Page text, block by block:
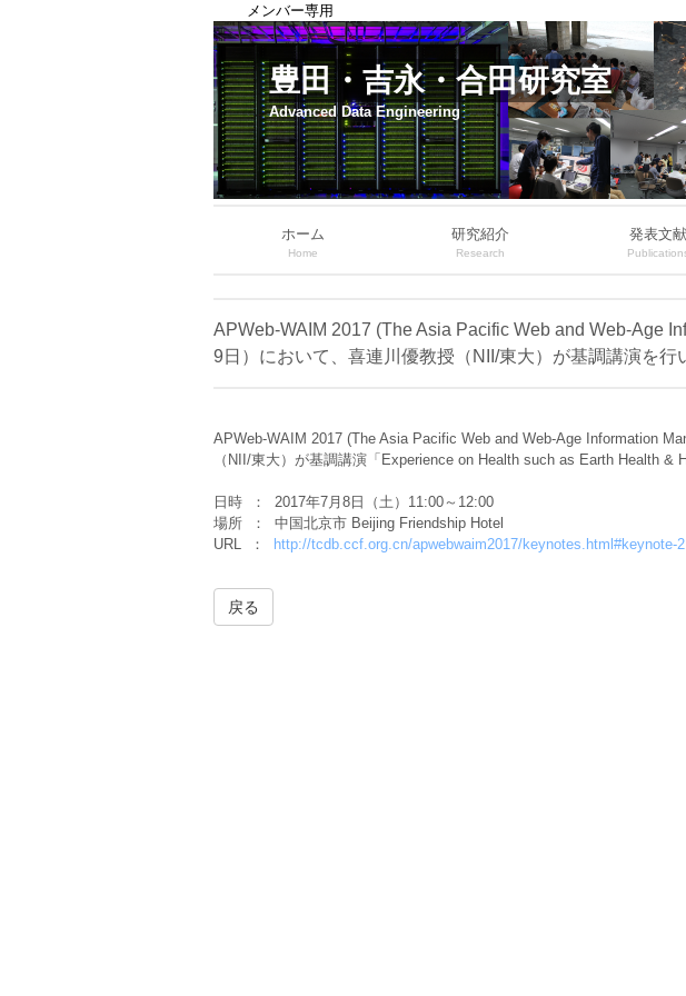
メンバー専用
豊田・吉永・合田研究室
Advanced Data Engineering
ホーム
Home
研究紹介
Research
発表文献
APWeb-WAIM 2017 (The Asia Pacific Web and Web-Age
9日）において、喜連川優教授（NII/東大）が基調講演を行
APWeb-WAIM 2017 (The Asia Pacific Web and Web-Age Information
（NII/東大）が基調講演「Experience on Health such as Earth Health &
日時 ： 2017年7月8日（土）11:00～12:00
場所 ： 中国北京市 Beijing Friendship Hotel
URL ：
http://tcdb.ccf.org.cn/apwebwaim2017/keynotes.html#keynote-2
戻る